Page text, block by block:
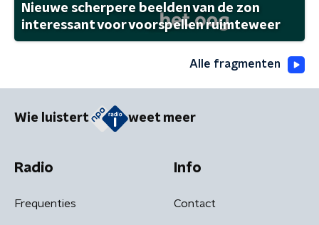
Nieuwe scherpere beelden van de zon
interessant voor voorspellen ruimteweer
Alle fragmenten
Wie luistert weet meer
Radio
Frequenties
Info
Contact